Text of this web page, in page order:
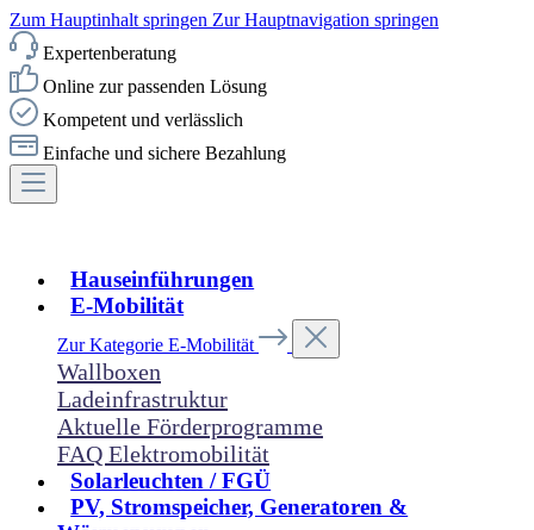
Zum Hauptinhalt springen Zur Hauptnavigation springen
Expertenberatung
Online zur passenden Lösung
Kompetent und verlässlich
Einfache und sichere Bezahlung
Hauseinführungen
E-Mobilität
Zur Kategorie E-Mobilität
Wallboxen
Ladeinfrastruktur
Aktuelle Förderprogramme
FAQ Elektromobilität
Solarleuchten / FGÜ
PV, Stromspeicher, Generatoren &